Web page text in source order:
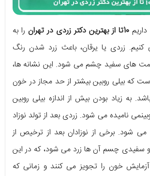
10تا از بهترین دکتر زردی در تهران
را به
کنیم. زردی یا یرقان، باعث زرد شدن رنگ
های سفید چشم می شود. این نشانه ها،
که بیلی روبین بیشتر از حد مجاز در خون
به زیاد بودن بیش از اندازه بیلی روبین
نامیده می شود. زردی بعد از تولد نوزاد
می شود. برخی از نوزادان بعد از ترخیص از
سفیدی چسم آن ها زرد می شود، که در این
خون را تجویز می کنند و زمانی که